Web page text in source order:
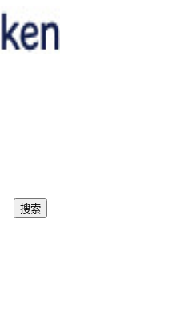
搜索